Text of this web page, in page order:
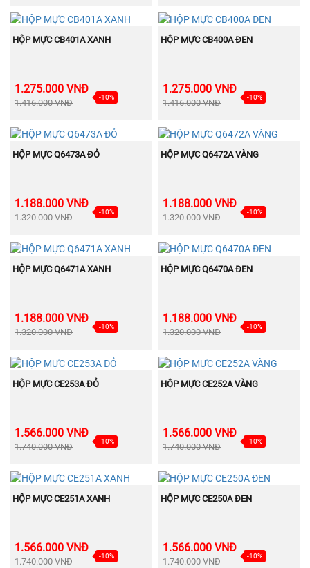
BÁN
CHẠY
MUA NGAY
HỘP MỰC CB401A XANH
1.275.000 VNĐ
1.416.000 VNĐ
-10%
BÁN
CHẠY
MUA NGAY
HỘP MỰC CB400A ĐEN
1.275.000 VNĐ
1.416.000 VNĐ
-10%
BÁN
CHẠY
MUA NGAY
HỘP MỰC Q6473A ĐỎ
1.188.000 VNĐ
1.320.000 VNĐ
-10%
BÁN
CHẠY
MUA NGAY
HỘP MỰC Q6472A VÀNG
1.188.000 VNĐ
1.320.000 VNĐ
-10%
BÁN
CHẠY
MUA NGAY
HỘP MỰC Q6471A XANH
1.188.000 VNĐ
1.320.000 VNĐ
-10%
BÁN
CHẠY
MUA NGAY
HỘP MỰC Q6470A ĐEN
1.188.000 VNĐ
1.320.000 VNĐ
-10%
BÁN
CHẠY
MUA NGAY
HỘP MỰC CE253A ĐỎ
1.566.000 VNĐ
1.740.000 VNĐ
-10%
BÁN
CHẠY
MUA NGAY
HỘP MỰC CE252A VÀNG
1.566.000 VNĐ
1.740.000 VNĐ
-10%
BÁN
CHẠY
MUA NGAY
HỘP MỰC CE251A XANH
1.566.000 VNĐ
1.740.000 VNĐ
-10%
BÁN
CHẠY
MUA NGAY
HỘP MỰC CE250A ĐEN
1.566.000 VNĐ
1.740.000 VNĐ
-10%